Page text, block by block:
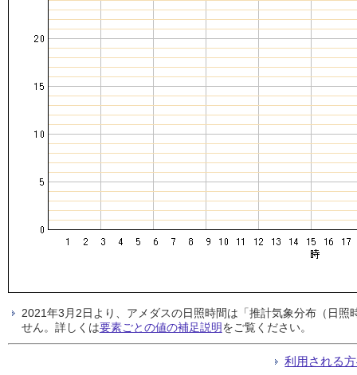
2021年3月2日より、アメダスの日照時間は「推計気象分布（日
せん。詳しくは要素ごとの値の補足説明をご覧ください。
利用される